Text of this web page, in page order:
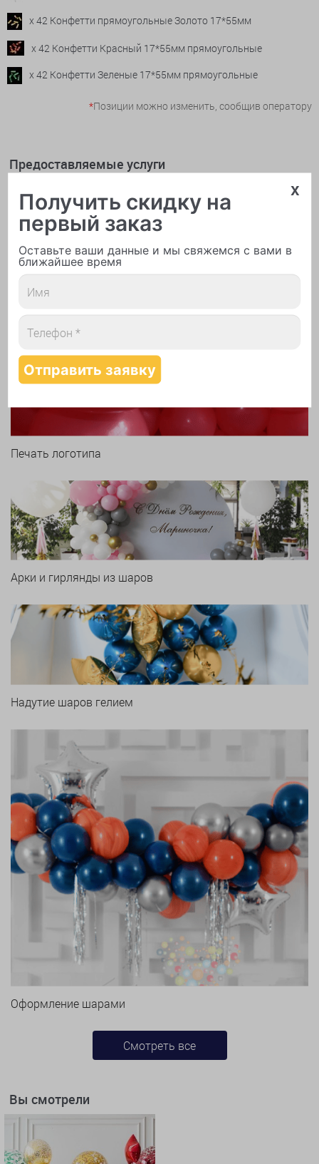
x 42 Конфетти прямоугольные Золото 17*55мм
x 42 Конфетти Красный 17*55мм прямоугольные
x 42 Конфетти Зеленые 17*55мм прямоугольные
*Позиции можно изменить, сообщив оператору
Предоставляемые услуги
Печать логотипа
Арки и гирлянды из шаров
Надутие шаров гелием
Оформление шарами
Смотреть все
Вы смотрели
x
Получить скидку на
первый заказ
Оставьте ваши данные и мы свяжемся с вами в
ближайшее время